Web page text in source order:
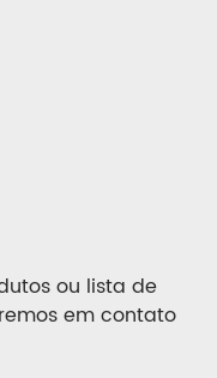
ou lista de
em contato